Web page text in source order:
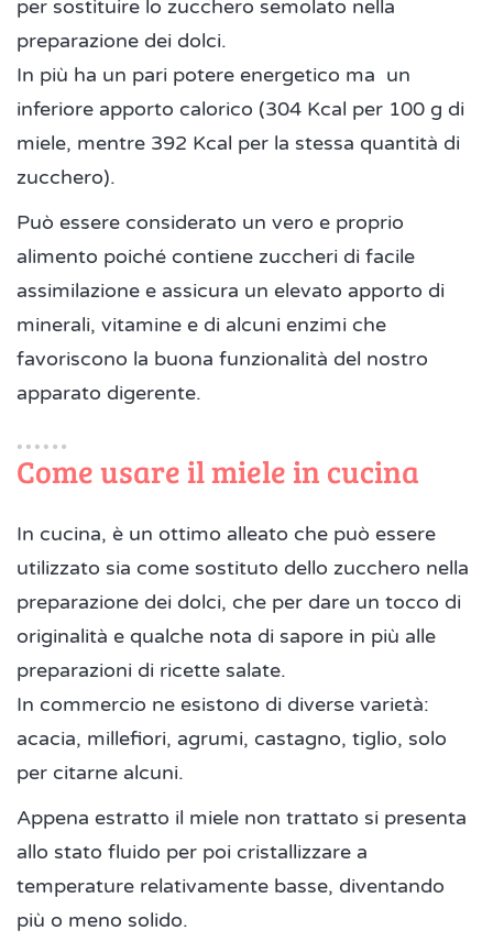
per sostituire lo zucchero semolato nella
preparazione dei dolci.
In più ha un pari potere energetico ma un
inferiore apporto calorico (304 Kcal per 100 g di
miele, mentre 392 Kcal per la stessa quantità di
zucchero).
Può essere considerato un vero e proprio
alimento poiché contiene zuccheri di facile
assimilazione e assicura un elevato apporto di
minerali, vitamine e di alcuni enzimi che
favoriscono la buona funzionalità del nostro
apparato digerente.
Come usare il miele in cucina
In cucina, è un ottimo alleato che può essere
utilizzato sia come sostituto dello zucchero nella
preparazione dei dolci, che per dare un tocco di
originalità e qualche nota di sapore in più alle
preparazioni di ricette salate.
In commercio ne esistono di diverse varietà:
acacia, millefiori, agrumi, castagno, tiglio, solo
per citarne alcuni.
Appena estratto il miele non trattato si presenta
allo stato fluido per poi cristallizzare a
temperature relativamente basse, diventando
più o meno solido.